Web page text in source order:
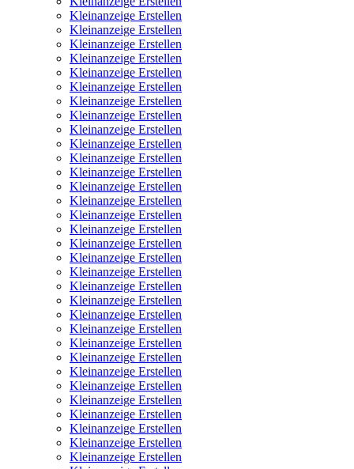
Kleinanzeige Erstellen
Kleinanzeige Erstellen
Kleinanzeige Erstellen
Kleinanzeige Erstellen
Kleinanzeige Erstellen
Kleinanzeige Erstellen
Kleinanzeige Erstellen
Kleinanzeige Erstellen
Kleinanzeige Erstellen
Kleinanzeige Erstellen
Kleinanzeige Erstellen
Kleinanzeige Erstellen
Kleinanzeige Erstellen
Kleinanzeige Erstellen
Kleinanzeige Erstellen
Kleinanzeige Erstellen
Kleinanzeige Erstellen
Kleinanzeige Erstellen
Kleinanzeige Erstellen
Kleinanzeige Erstellen
Kleinanzeige Erstellen
Kleinanzeige Erstellen
Kleinanzeige Erstellen
Kleinanzeige Erstellen
Kleinanzeige Erstellen
Kleinanzeige Erstellen
Kleinanzeige Erstellen
Kleinanzeige Erstellen
Kleinanzeige Erstellen
Kleinanzeige Erstellen
Kleinanzeige Erstellen
Kleinanzeige Erstellen